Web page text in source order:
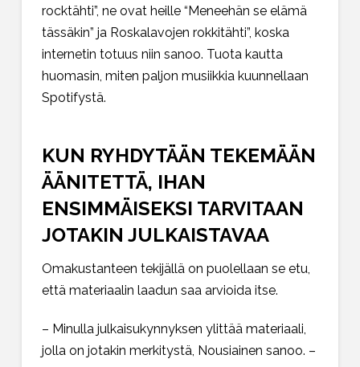
rocktähti”, ne ovat heille “Meneehän se elämä
tässäkin” ja Roskalavojen rokkitähti”, koska
internetin totuus niin sanoo. Tuota kautta
huomasin, miten paljon musiikkia kuunnellaan
Spotifystä.
KUN RYHDYTÄÄN TEKEMÄÄN
ÄÄNITETTÄ, IHAN
ENSIMMÄISEKSI TARVITAAN
JOTAKIN JULKAISTAVAA
Omakustanteen tekijällä on puolellaan se etu,
että materiaalin laadun saa arvioida itse.
– Minulla julkaisukynnyksen ylittää materiaali,
jolla on jotakin merkitystä, Nousiainen sanoo. –